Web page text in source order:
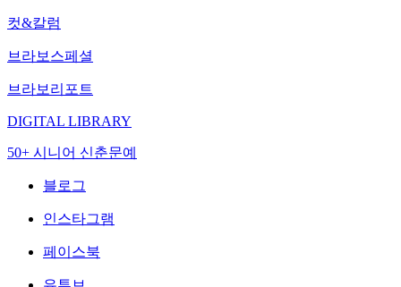
컷&칼럼
브라보스페셜
브라보리포트
DIGITAL LIBRARY
50+ 시니어 신춘문예
블로그
인스타그램
페이스북